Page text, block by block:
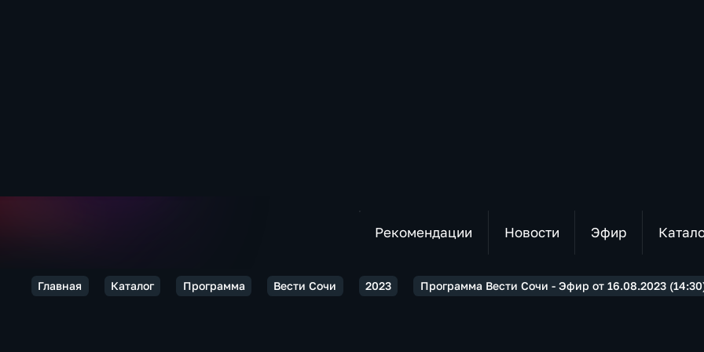
Рекомендации Новости Эфир
Главная Каталог Программа Вести Сочи 2023 Программа Вести Сочи - Эфир от 16.08.2023